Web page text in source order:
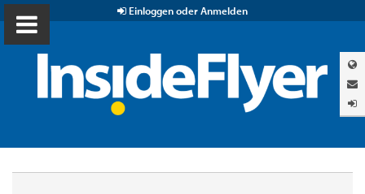
Einloggen oder Anmelden